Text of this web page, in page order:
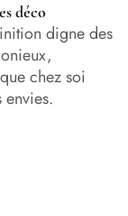
déco
digne des
chez soi
envies.